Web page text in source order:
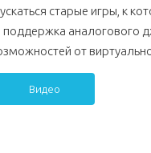
старые игры, к
аналогового
от
Видео